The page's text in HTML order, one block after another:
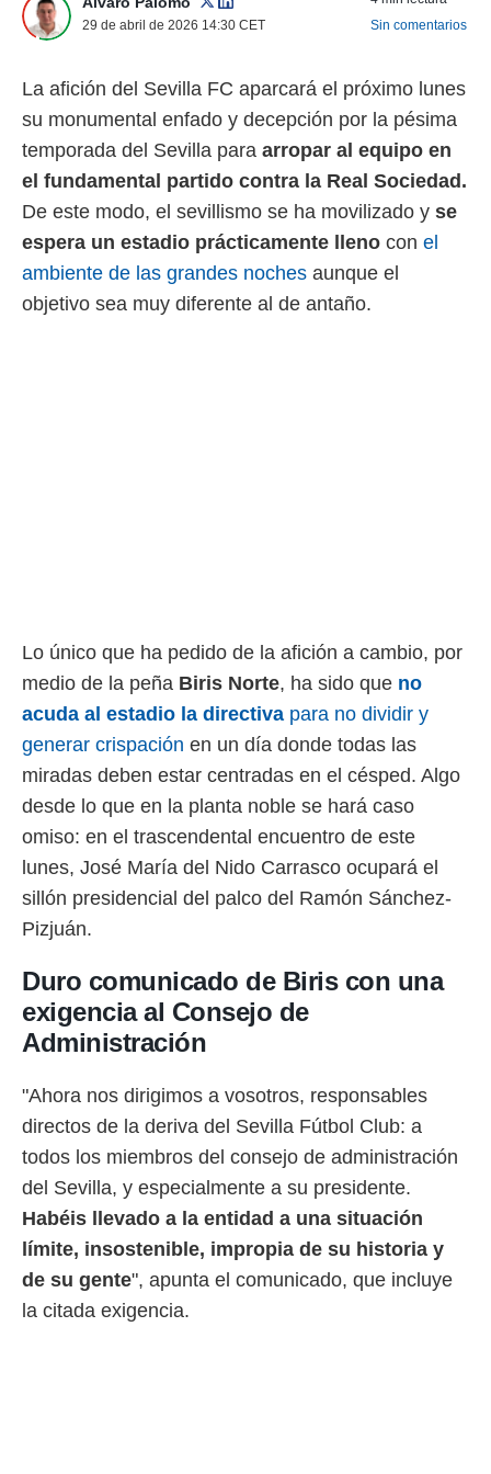
más
y
de
el sitio
para
ni para
o
no
Puedes
acceder a
abono
únicos
este sitio
IP
posible
29 de abril de 2026 14:30 CET
Sin comentarios
La afición del Sevilla FC aparcará el próximo lunes
su monumental enfado y decepción por la pésima
temporada del Sevilla para arropar al equipo en
el fundamental partido contra la Real Sociedad.
De este modo, el sevillismo se ha movilizado y se
espera un estadio prácticamente lleno con el
ambiente de las grandes noches aunque el
objetivo sea muy diferente al de antaño.
Lo único que ha pedido de la afición a cambio, por
medio de la peña Biris Norte, ha sido que no
acuda al estadio la directiva para no dividir y
generar crispación en un día donde todas las
miradas deben estar centradas en el césped. Algo
desde lo que en la planta noble se hará caso
omiso: en el trascendental encuentro de este
lunes, José María del Nido Carrasco ocupará el
sillón presidencial del palco del Ramón Sánchez-
Pizjuán.
Duro comunicado de Biris con una
exigencia al Consejo de
Administración
"Ahora nos dirigimos a vosotros, responsables
directos de la deriva del Sevilla Fútbol Club: a
todos los miembros del consejo de administración
del Sevilla, y especialmente a su presidente.
Habéis llevado a la entidad a una situación
límite, insostenible, impropia de su historia y
de su gente", apunta el comunicado, que incluye
la citada exigencia.